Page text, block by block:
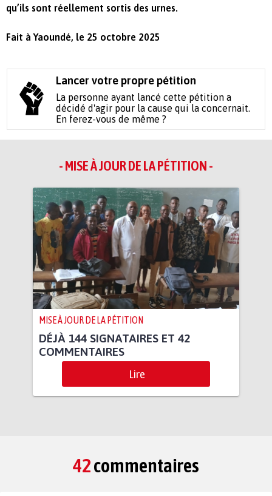
qu’ils sont réellement sortis des urnes.
Fait à Yaoundé, le 25 octobre 2025
Lancer votre propre pétition
La personne ayant lancé cette pétition a
décidé d'agir pour la cause qui la concernait.
En ferez-vous de même ?
- MISE À JOUR DE LA PÉTITION -
MISE À JOUR DE LA PÉTITION
DÉJÀ 144 SIGNATAIRES ET 42
COMMENTAIRES
Lire
42commentaires